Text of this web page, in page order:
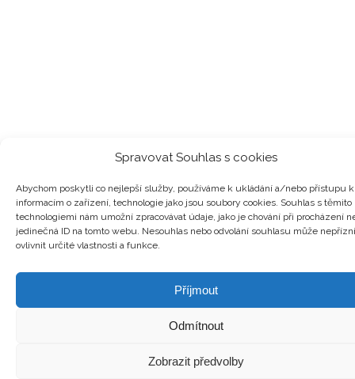
Spravovat Souhlas s cookies
Abychom poskytli co nejlepší služby, používáme k ukládání a/nebo přístupu k
informacím o zařízení, technologie jako jsou soubory cookies. Souhlas s těmito
technologiemi nám umožní zpracovávat údaje, jako je chování při procházení
jedinečná ID na tomto webu. Nesouhlas nebo odvolání souhlasu může
ovlivnit určité vlastnosti a funkce.
Příjmout
Odmítnout
Zobrazit předvolby